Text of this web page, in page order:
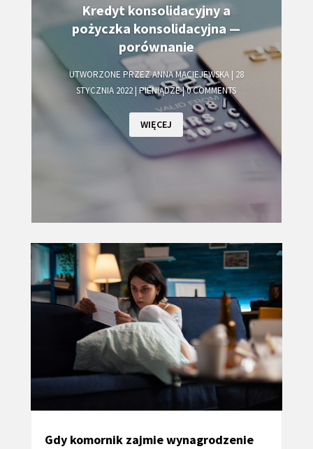
Kredyt konsolidacyjny a
pożyczka konsolidacyjna —
porównanie
UTWORZONE PRZEZANNA MACIEJEWSKA| 28
STYCZNIA 2022 |PIENIĄDZE| 0 COMMENTS
WIĘCEJ
Gdy komornik zajmie wynagrodzenie